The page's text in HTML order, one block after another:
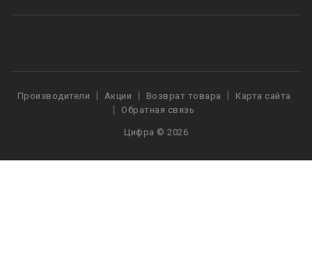
Производители Акции Возврат товара
Карта сайта
Обратная связь
Цифра © 2026